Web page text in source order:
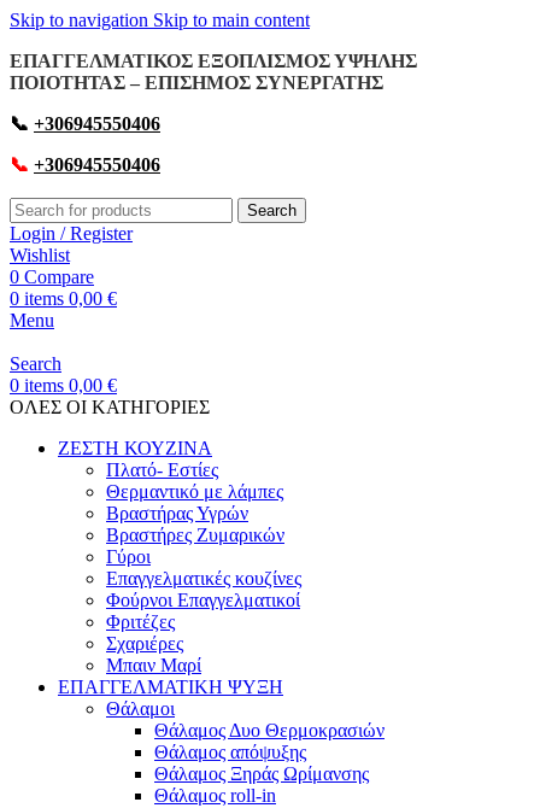
Skip to navigation Skip to main content
ΕΠΑΓΓΕΛΜΑΤΙΚΟΣ ΕΞΟΠΛΙΣΜΟΣ ΥΨΗΛΗΣ
ΠΟΙΟΤΗΤΑΣ – ΕΠΙΣΗΜΟΣ ΣΥΝΕΡΓΑΤΗΣ
📞 +306945550406
📞 +306945550406
Search
Login / Register
Wishlist
0 Compare
0 items 0,00 €
Menu
Search
0 items 0,00 €
OΛΕΣ ΟΙ ΚΑΤΗΓΟΡΙΕΣ
ΖΕΣΤΗ ΚΟΥΖΙΝΑ
Πλατό- Εστίες
Θερμαντικό με λάμπες
Βραστήρας Υγρών
Βραστήρες Ζυμαρικών
Γύροι
Επαγγελματικές κουζίνες
Φούρνοι Επαγγελματικοί
Φριτέζες
Σχαριέρες
Μπαιν Μαρί
ΕΠΑΓΓΕΛΜΑΤΙΚΗ ΨΥΞΗ
Θάλαμοι
Θάλαμος Δυο Θερμοκρασιών
Θάλαμος απόψυξης
Θάλαμος Ξηράς Ωρίμανσης
Θάλαμος roll-in